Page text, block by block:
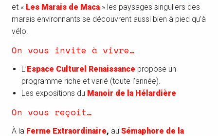
et « Les Marais de Maca » les paysages singuliers des
marais environnants se découvrent aussi bien à pied qu’à
vélo.
On vous invite à vivre…
L’Espace Culturel Renaissance propose un
programme riche et varié (toute l’année).
Les expositions du Manoir de la Hélardière
On vous reçoit…
À la Ferme Extraordinaire, au Sémaphore de la